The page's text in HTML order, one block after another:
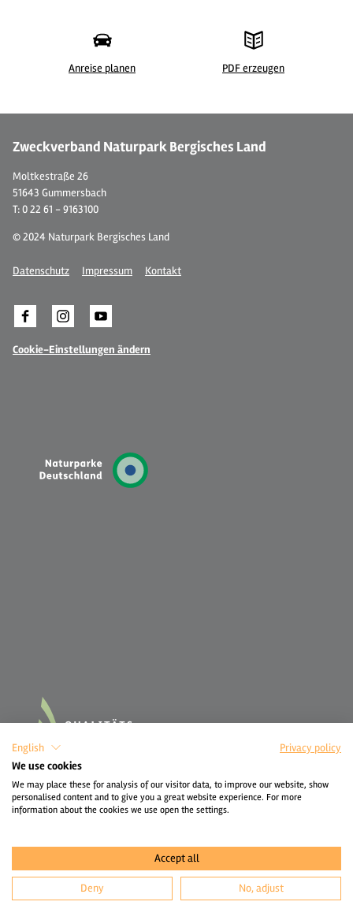
Anreise planen PDF erzeugen
Zweckverband Naturpark Bergisches Land
Moltkestraße 26
51643 Gummersbach
T: 0 22 61 - 9163100
© 2024 Naturpark Bergisches Land
Datenschutz Impressum Kontakt
Cookie-Einstellungen ändern
English
Privacy policy
We use cookies
We may place these for analysis of our visitor data, to improve our website, show
personalised content and to give you a great website experience. For more
information about the cookies we use open the settings.
Accept all
Deny No, adjust